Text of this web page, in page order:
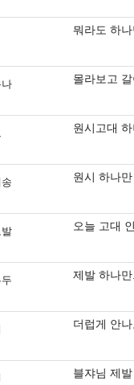
뭐라도 하
몰라보고
원시고대
원시 하나
오늘 고대
제발 하나
더럽게 안
블쟈님 제